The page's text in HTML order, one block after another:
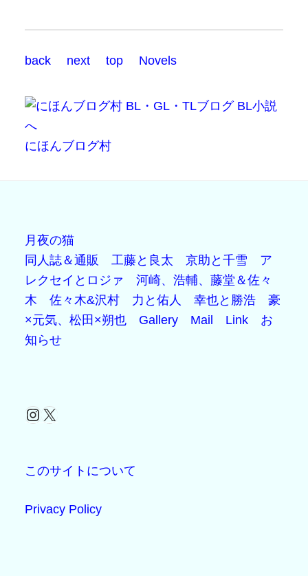
back next top Novels
にほんブログ村
月夜の猫
同人誌＆通販
工藤と良太 京助と千雪
ア
レクセイとロジァ
河崎、浩輔、藤堂＆佐々
木
佐々木&沢村 力と佑人 幸也と勝浩
豪
×元気、松田×朔也
Gallery Mail Link
お
知らせ
Instagram
X
このサイトについて
Privacy Policy